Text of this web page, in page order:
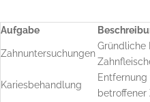
Aufgabe
Zahnuntersuchungen
Gründliche
Kariesbehandlung
Entfernung
betroffener